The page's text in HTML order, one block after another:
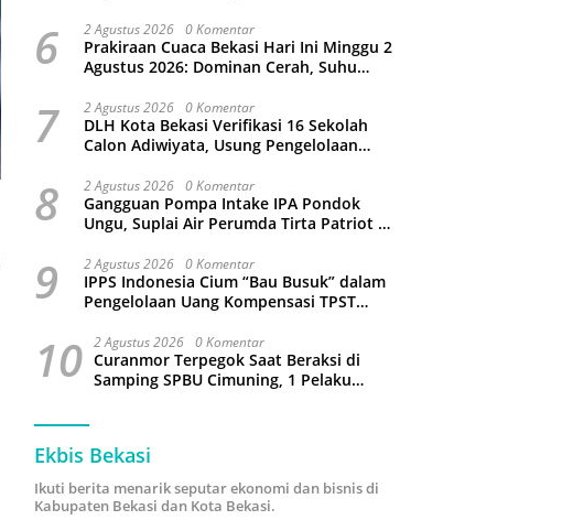
6 2 Agustus 2026 0 Komentar
Prakiraan Cuaca Bekasi Hari Ini Minggu 2
Agustus 2026: Dominan Cerah, Suhu
7 2 Agustus 2026 0 Komentar
DLH Kota Bekasi Verifikasi 16 Sekolah
Calon Adiwiyata, Usung Pengelolaan
8 2 Agustus 2026 0 Komentar
Gangguan Pompa Intake IPA Pondok
Ungu, Suplai Air Perumda Tirta Patriot di
9 2 Agustus 2026 0 Komentar
IPPS Indonesia Cium “Bau Busuk” dalam
Pengelolaan Uang Kompensasi TPST
10 2 Agustus 2026 0 Komentar
Curanmor Terpegok Saat Beraksi di
Samping SPBU Cimuning, 1 Pelaku
Ekbis Bekasi
Ikuti berita menarik seputar ekonomi dan bisnis di
Kabupaten Bekasi dan Kota Bekasi.